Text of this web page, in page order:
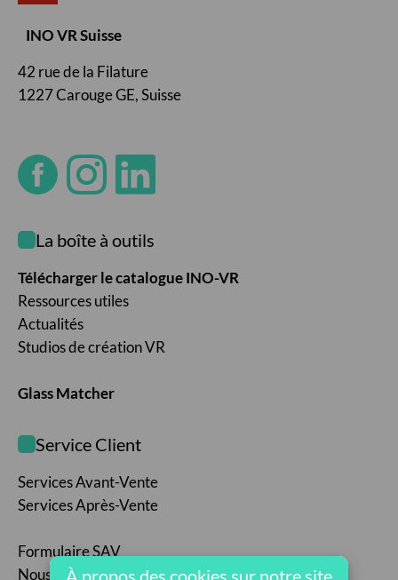
INO VR Suisse
42 rue de la Filature
1227 Carouge GE, Suisse
La boîte à outils
Télécharger le catalogue INO-VR
Ressources utiles
Actualités
Studios de création VR
Glass Matcher
Service Client
Services Avant-Vente
Services Après-Vente
Formulaire SAV
Nous contacterÀ propos des cookies sur notre site